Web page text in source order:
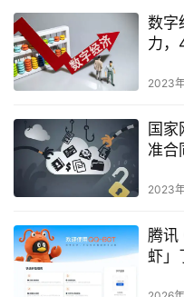
数字
力，
2023
国家
准合
2023
腾讯
虾」